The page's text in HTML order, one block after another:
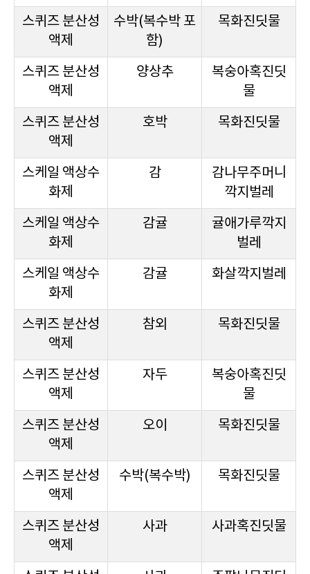
스퀴즈 분산성
액제
수박(복수박 포
함)
목화진딧물
스퀴즈 분산성
액제
양상추
복숭아혹진딧
물
스퀴즈 분산성
액제
호박 목화진딧물
스케일 액상수
화제
감
감나무주머니
깍지벌레
스케일 액상수
화제
감귤
귤애가루깍지
벌레
스케일 액상수
화제
감귤 화살깍지벌레
스퀴즈 분산성
액제
참외 목화진딧물
스퀴즈 분산성
액제
자두
복숭아혹진딧
물
스퀴즈 분산성
액제
오이 목화진딧물
스퀴즈 분산성
액제
수박(복수박) 목화진딧물
스퀴즈 분산성
액제
사과 사과혹진딧물